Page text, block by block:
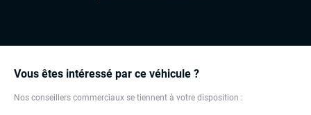
Vous êtes intéressé par ce véhicule ?
Nos conseillers commerciaux se tiennent à votre disposition :
Sièges chauffants
Volant multifonctions